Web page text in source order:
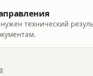
технический